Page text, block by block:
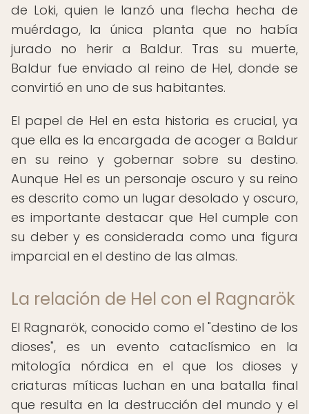
de Loki, quien le lanzó una flecha hecha de
muérdago, la única planta que no había
jurado no herir a Baldur. Tras su muerte,
Baldur fue enviado al reino de Hel, donde se
convirtió en uno de sus habitantes.
El papel de Hel en esta historia es crucial, ya
que ella es la encargada de acoger a Baldur
en su reino y gobernar sobre su destino.
Aunque Hel es un personaje oscuro y su reino
es descrito como un lugar desolado y oscuro,
es importante destacar que Hel cumple con
su deber y es considerada como una figura
imparcial en el destino de las almas.
La relación de Hel con el Ragnarök
El Ragnarök, conocido como el "destino de los
dioses", es un evento cataclísmico en la
mitología nórdica en el que los dioses y
criaturas míticas luchan en una batalla final
que resulta en la destrucción del mundo y el